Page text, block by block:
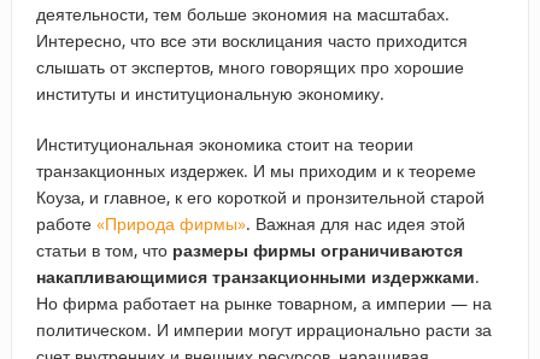
деятельности, тем больше экономия на масштабах.
Интересно, что все эти восклицания часто приходится
слышать от экспертов, много говорящих про хорошие
институты и институциональную экономику.
Институциональная экономика стоит на теории
транзакционных издержек. И мы приходим и к теореме
Коуза, и главное, к его короткой и пронзительной старой
работе «Природа фирмы». Важная для нас идея этой
статьи в том, что размеры фирмы ограничиваются
накапливающимися транзакционными издержками.
Но фирма работает на рынке товарном, а империи — на
политическом. И империи могут иррационально расти за